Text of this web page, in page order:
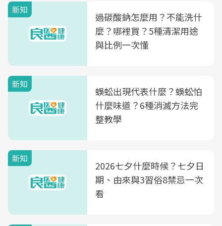
新知
過碳酸鈉怎麼用？不能洗什
麼？哪裡買？5種清潔用途
與比例一次懂
新知
蜈蚣出現代表什麼？蜈蚣怕
什麼味道？6種消滅方法完
整教學
新知
2026七夕什麼時候？七夕日
期、由來與3習俗8禁忌一次
看